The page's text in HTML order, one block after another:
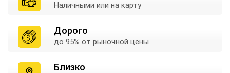
Наличными или на карту
Дорого
до 95% от рыночной цены
Близко